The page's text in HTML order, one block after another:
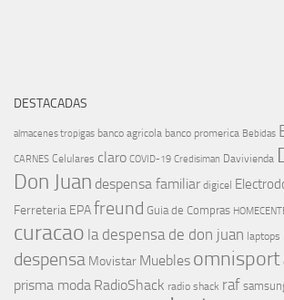
DESTACADAS
almacenes tropigas banco agricola banco promerica Bebidas
CARNES Celulares claro COVID-19 Credisiman Davivienda
Don Juan despensa familiar digicel
Ferreteria EPAfreund Guia de Compras
curacao la despensa de don juan laptops
despensa Movistar Muebles omnisport
prisma moda RadioShack radio shack raf